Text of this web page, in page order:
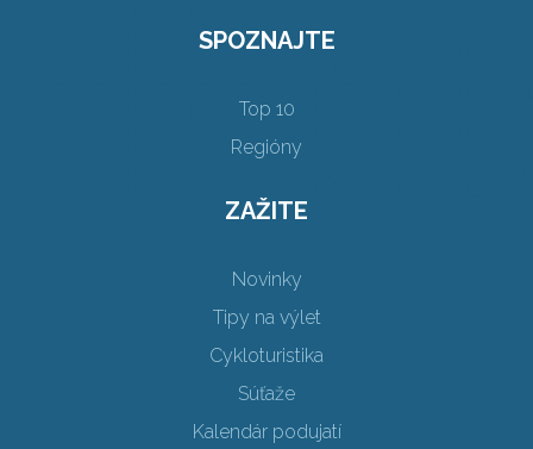
SPOZNAJTE
Top 10
Regióny
ZAŽITE
Novinky
Tipy na výlet
Cykloturistika
Súťaže
Kalendár podujatí